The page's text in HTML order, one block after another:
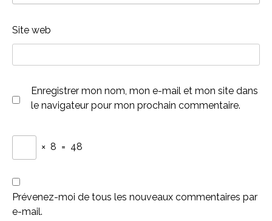
Site web
Enregistrer mon nom, mon e-mail et mon site dans
le navigateur pour mon prochain commentaire.
× 8 = 48
Prévenez-moi de tous les nouveaux commentaires par
e-mail.